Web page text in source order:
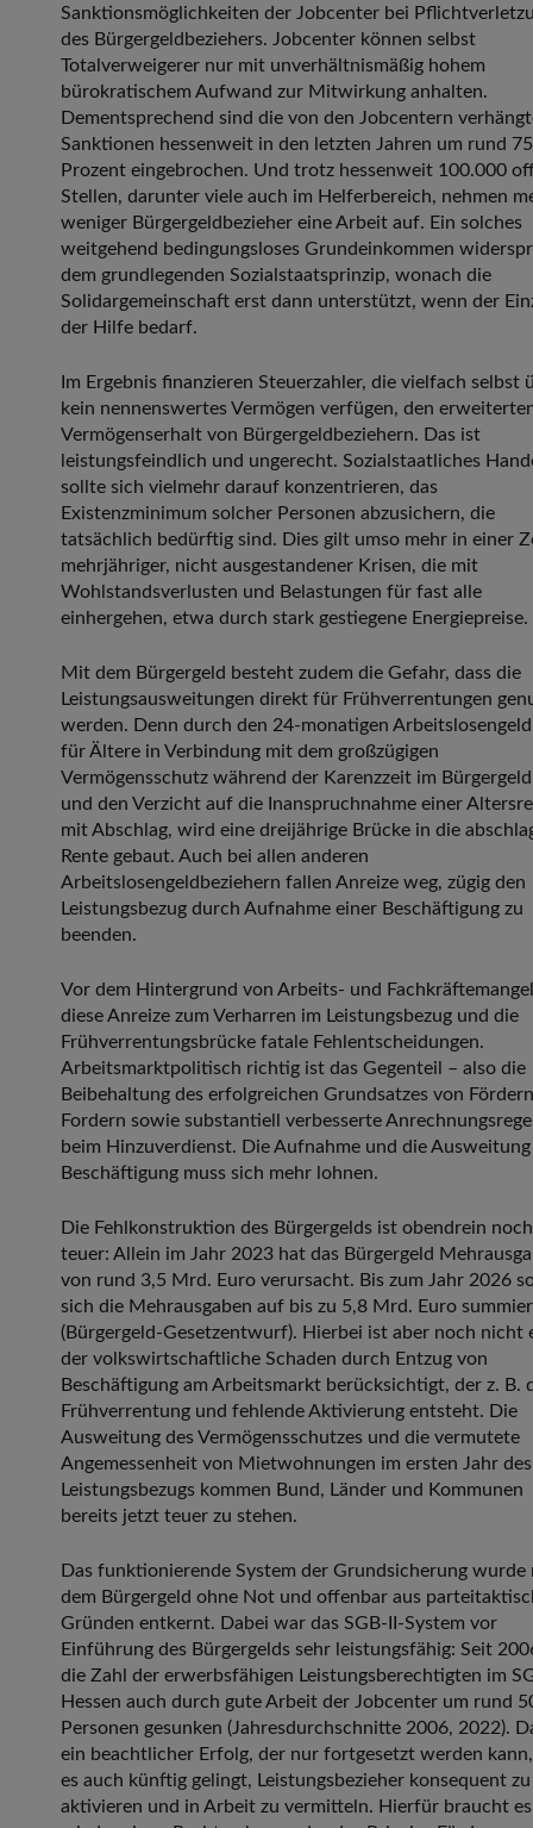
Sanktionsmöglichkeiten der Jobcenter bei
des Bürgergeldbeziehers. Jobcenter können selbst
Totalverweigerer nur mit unverhältnismäßig hohem
bürokratischem Aufwand zur Mitwirkung anhalten.
Dementsprechend sind die von den Jobcentern
Sanktionen hessenweit in den letzten Jahren um rund 75
Prozent eingebrochen. Und trotz hessenweit 100.000
Stellen, darunter viele auch im Helferbereich, nehmen
weniger Bürgergeldbezieher eine Arbeit auf. Ein solches
weitgehend bedingungsloses Grundeinkommen
dem grundlegenden Sozialstaatsprinzip, wonach die
Solidargemeinschaft erst dann unterstützt, wenn der
der Hilfe bedarf.
Im Ergebnis finanzieren Steuerzahler, die vielfach selbst
kein nennenswertes Vermögen verfügen, den
Vermögenserhalt von Bürgergeldbeziehern. Das ist
leistungsfeindlich und ungerecht. Sozialstaatliches
sollte sich vielmehr darauf konzentrieren, das
Existenzminimum solcher Personen abzusichern, die
tatsächlich bedürftig sind. Dies gilt umso mehr in einer
mehrjähriger, nicht ausgestandener Krisen, die mit
Wohlstandsverlusten und Belastungen für fast alle
einhergehen, etwa durch stark gestiegene Energiepreise.
Mit dem Bürgergeld besteht zudem die Gefahr, dass die
Leistungsausweitungen direkt für Frühverrentungen
werden. Denn durch den 24-monatigen
für Ältere in Verbindung mit dem großzügigen
Vermögensschutz während der Karenzzeit im
und den Verzicht auf die Inanspruchnahme einer
mit Abschlag, wird eine dreijährige Brücke in die
Rente gebaut. Auch bei allen anderen
Arbeitslosengeldbeziehern fallen Anreize weg, zügig den
Leistungsbezug durch Aufnahme einer Beschäftigung zu
beenden.
Vor dem Hintergrund von Arbeits- und
diese Anreize zum Verharren im Leistungsbezug und die
Frühverrentungsbrücke fatale Fehlentscheidungen.
Arbeitsmarktpolitisch richtig ist das Gegenteil – also die
Beibehaltung des erfolgreichen Grundsatzes von
Fordern sowie substantiell verbesserte
beim Hinzuverdienst. Die Aufnahme und die
Beschäftigung muss sich mehr lohnen.
Die Fehlkonstruktion des Bürgergelds ist obendrein noch
teuer: Allein im Jahr 2023 hat das Bürgergeld
von rund 3,5 Mrd. Euro verursacht. Bis zum Jahr 2026
sich die Mehrausgaben auf bis zu 5,8 Mrd. Euro
(Bürgergeld-Gesetzentwurf). Hierbei ist aber noch nicht
der volkswirtschaftliche Schaden durch Entzug von
Beschäftigung am Arbeitsmarkt berücksichtigt, der z. B.
Frühverrentung und fehlende Aktivierung entsteht. Die
Ausweitung des Vermögensschutzes und die vermutete
Angemessenheit von Mietwohnungen im ersten Jahr des
Leistungsbezugs kommen Bund, Länder und Kommunen
bereits jetzt teuer zu stehen.
Das funktionierende System der Grundsicherung wurde
dem Bürgergeld ohne Not und offenbar aus
Gründen entkernt. Dabei war das SGB-II-System vor
Einführung des Bürgergelds sehr leistungsfähig: Seit
die Zahl der erwerbsfähigen Leistungsberechtigten im
Hessen auch durch gute Arbeit der Jobcenter um rund
Personen gesunken (Jahresdurchschnitte 2006, 2022).
ein beachtlicher Erfolg, der nur fortgesetzt werden
es auch künftig gelingt, Leistungsbezieher konsequent zu
aktivieren und in Arbeit zu vermitteln. Hierfür braucht es